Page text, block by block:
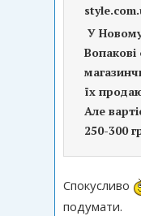
У
Вопакові
їх
Але
250-300
Спокусливо
подумати.